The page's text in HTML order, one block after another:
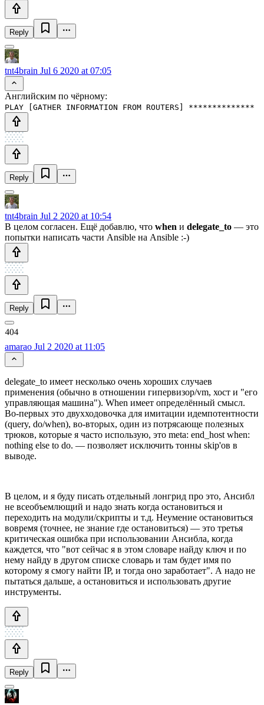
Reply
tnt4brain Jul 6 2020 at 07:05
Английским по чёрному:
PLAY [GATHER INFORMATION FROM ROUTERS] **************
Reply
tnt4brain Jul 2 2020 at 10:54
В целом согласен. Ещё добавлю, что when и delegate_to — это
попытки написать части Ansible на Ansible :-)
Reply
amarao Jul 2 2020 at 11:05
delegate_to имеет несколько очень хороших случаев
применения (обычно в отношении гипервизор/vm, хост и "его
управляющая машина"). When имеет определённый смысл.
Во-первых это двухходовочка для имитации идемпотентности
(query, do/when), во-вторых, один из потрясающе полезных
трюков, которые я часто использую, это meta: end_host when:
nothing else to do. — позволяет исключить тонны skip'ов в
выводе.
В целом, и я буду писать отдельный лонгрид про это, Ансибл
не всеобъемлющий и надо знать когда остановиться и
переходить на модули/скрипты и т.д. Неумение остановиться
вовремя (точнее, не знание где остановиться) — это третья
критическая ошибка при использовании Ансибла, когда
каждется, что "вот сейчас я в этом словаре найду ключ и по
нему найду в другом списке словарь и там будет имя по
которому я смогу найти IP, и тогда оно заработает". А надо не
пытаться дальше, а остановиться и использовать другие
инструменты.
Reply